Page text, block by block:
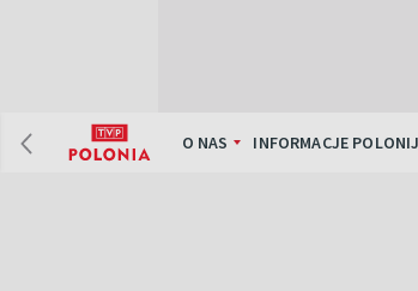
O NAS INFORMACJE